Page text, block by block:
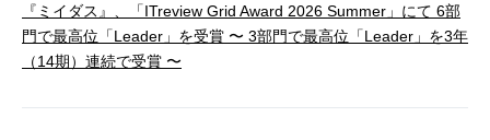
『ミイダス』、「ITreview Grid Award 2026 Summer」にて 6部
門で最高位「Leader」を受賞 〜 3部門で最高位「Leader」を3年
（14期）連続で受賞 〜